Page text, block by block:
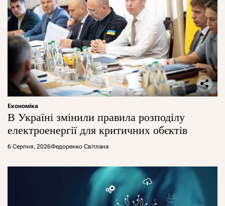
Економіка
В Україні змінили правила розподілу
електроенергії для критичних обєктів
6 Серпня, 2026Федоренко Світлана